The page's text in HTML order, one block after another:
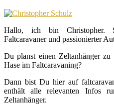
Hallo, ich bin Christopher.
Faltcaravaner und passionierter
Du planst einen Zeltanhänger
Hase im Faltcaravaning?
Dann bist Du hier auf
enthält alle relevanten Infos
Zeltanhänger.